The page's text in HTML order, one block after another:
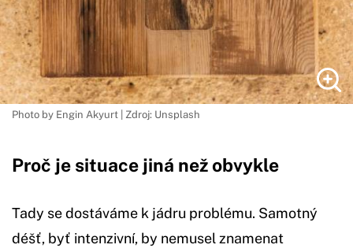
Photo by Engin Akyurt | Zdroj: Unsplash
Proč je situace jiná než obvykle
Tady se dostáváme k jádru problému. Samotný
déšť, byť intenzivní, by nemusel znamenat